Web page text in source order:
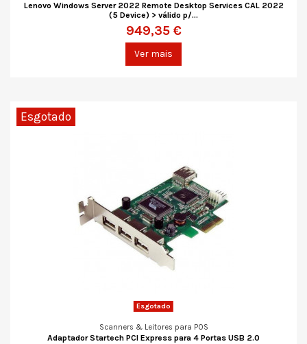
Lenovo Windows Server 2022 Remote Desktop Services CAL 2022
(5 Device) > válido p/...
949,35 €
Ver mais
Esgotado
Esgotado
Scanners & Leitores para POS
Adaptador Startech PCI Express para 4 Portas USB 2.0